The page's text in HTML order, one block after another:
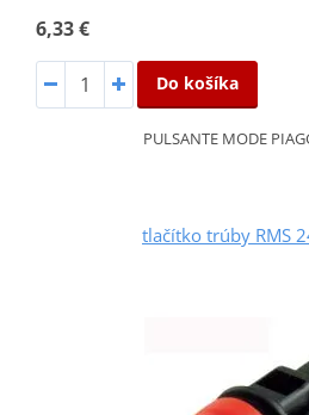
6,33 €
Do košíka
PULSANTE MODE
tlačítko trúby RMS